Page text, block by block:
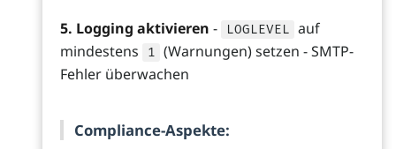
5. Logging aktivieren - LOGLEVEL auf
mindestens
1 (Warnungen) setzen - SMTP-
Fehler überwachen
Compliance-Aspekte: